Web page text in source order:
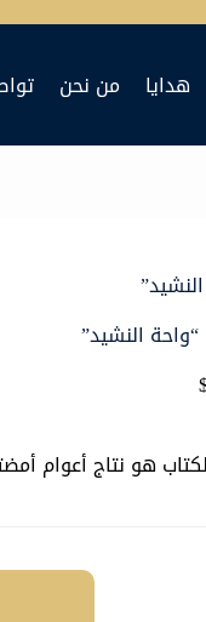
هدايا من نحن
النشيد”
هو نتاج أعوام